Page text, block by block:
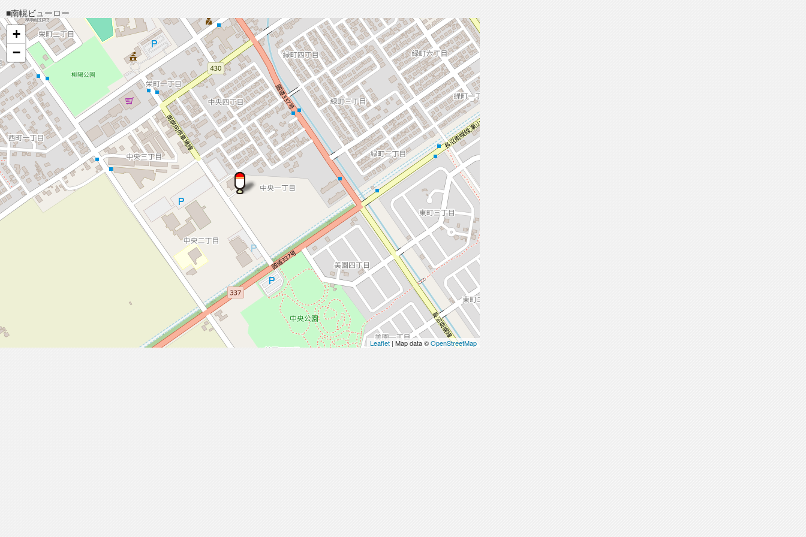
■南幌ビューロー
+
−
Leaflet | Map data ©OpenStreetMap